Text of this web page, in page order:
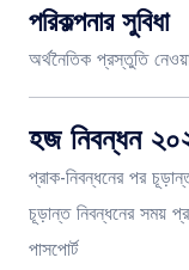
পরিকল্পনার সুবিধা
অর্থনৈতিক প্রস্তুতি
হজ নিবন্ধন
প্রাক-নিবন্ধনের পর
চূড়ান্ত নিবন্ধনের সময়
পাসপোর্ট